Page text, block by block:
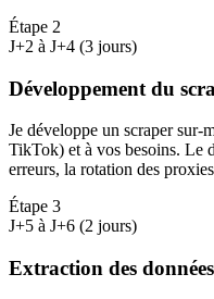
Étape 2
J+2 à J+4 (3 jours)
Développement du
Je développe un scraper sur-
TikTok) et à vos besoins. Le
erreurs, la rotation des
Étape 3
J+5 à J+6 (2 jours)
Extraction des données